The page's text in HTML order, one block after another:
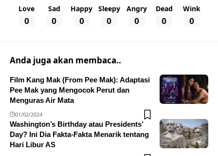
Love
0
Sad
0
Happy
0
Sleepy
0
Angry
0
Dead
0
Wink
0
Anda juga akan membaca..
Film Kang Mak (From Pee Mak): Adaptasi
Pee Mak yang Mengocok Perut dan
Menguras Air Mata
01/02/2024
Washington’s Birthday atau Presidents’
Day? Ini Dia Fakta-Fakta Menarik tentang
Hari Libur AS